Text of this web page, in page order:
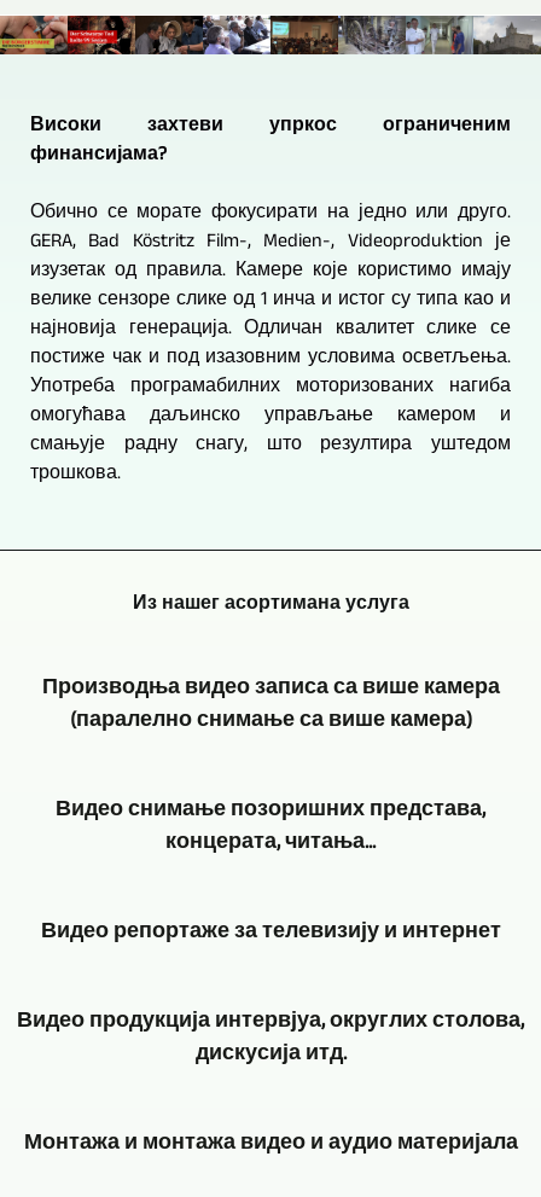
Високи захтеви упркос ограниченим
финансијама?
Обично се морате фокусирати на једно или друго.
GERA, Bad Köstritz Film-, Medien-, Videoproduktion је
изузетак од правила. Камере које користимо имају
велике сензоре слике од 1 инча и истог су типа као и
најновија генерација. Одличан квалитет слике се
постиже чак и под изазовним условима осветљења.
Употреба програмабилних моторизованих нагиба
омогућава даљинско управљање камером и
смањује радну снагу, што резултира уштедом
трошкова.
Из нашег асортимана услуга
Производња видео записа са више камера
(паралелно снимање са више камера)
делатност
GERA,
Köstritz
Videoproduktion
је
записа
Видео снимање позоришних представа,
концерата, читања...
видео
концерата,
позоришних
представа,
итд.
Видео репортаже за телевизију и интернет
дугогодишње
деловање
и
богато
Видео продукција интервјуа, округлих столова,
дискусија итд.
зависности
Монтажа и монтажа видео и аудио материјала